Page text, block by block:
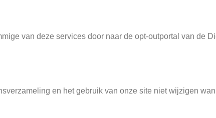
van deze services door naar de opt-outportal van de
en het gebruik van onze site niet wijzigen